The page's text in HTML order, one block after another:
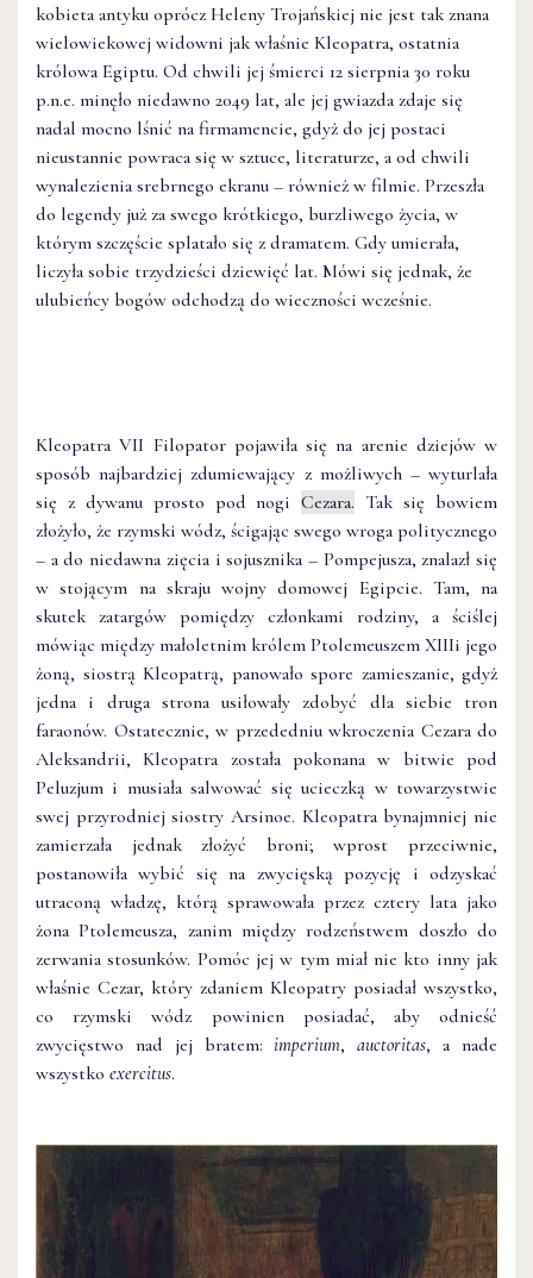
kobieta antyku oprócz Heleny Trojańskiej nie jest tak znana
wielowiekowej widowni jak właśnie Kleopatra, ostatnia
królowa Egiptu. Od chwili jej śmierci 12 sierpnia 30 roku
p.n.e. minęło niedawno 2049 lat, ale jej gwiazda zdaje się
nadal mocno lśnić na firmamencie, gdyż do jej postaci
nieustannie powraca się w sztuce, literaturze, a od chwili
wynalezienia srebrnego ekranu – również w filmie. Przeszła
do legendy już za swego krótkiego, burzliwego życia, w
którym szczęście splatało się z dramatem. Gdy umierała,
liczyła sobie trzydzieści dziewięć lat. Mówi się jednak, że
ulubieńcy bogów odchodzą do wieczności wcześnie.
Kleopatra VII Filopator pojawiła się na arenie dziejów w
sposób najbardziej zdumiewający z możliwych – wyturlała
się z dywanu prosto pod nogiCezara. Tak się bowiem
złożyło, że rzymski wódz, ścigając swego wroga politycznego
– a do niedawna zięcia i sojusznika – Pompejusza, znalazł się
w stojącym na skraju wojny domowej Egipcie. Tam, na
skutek zatargów pomiędzy członkami rodziny, a ściślej
mówiąc między małoletnim królem Ptolemeuszem XIIIi jego
żoną, siostrą Kleopatrą, panowało spore zamieszanie, gdyż
jedna i druga strona usiłowały zdobyć dla siebie tron
faraonów. Ostatecznie, w przededniu wkroczenia Cezara do
Aleksandrii, Kleopatra została pokonana w bitwie pod
Peluzjum i musiała salwować się ucieczką w towarzystwie
swej przyrodniej siostry Arsinoe. Kleopatra bynajmniej nie
zamierzała jednak złożyć broni; wprost przeciwnie,
postanowiła wybić się na zwycięską pozycję i odzyskać
utraconą władzę, którą sprawowała przez cztery lata jako
żona Ptolemeusza, zanim między rodzeństwem doszło do
zerwania stosunków. Pomóc jej w tym miał nie kto inny jak
właśnie Cezar, który zdaniem Kleopatry posiadał wszystko,
co rzymski wódz powinien posiadać, aby odnieść
zwycięstwo nad jej bratem:imperium,auctoritas, a nade
wszystko exercitus.